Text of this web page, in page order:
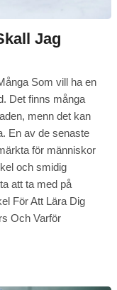
Jag
Som vill ha en
Det finns många
menn det kan
En av de senaste
för människor
och smidig
att ta med på
För Att Lära Dig
Och Varför